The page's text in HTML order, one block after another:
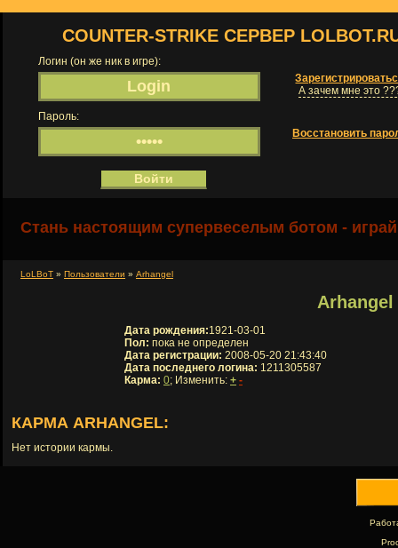
COUNTER-STRIKE СЕРВЕР
Логин (он же ник в игре):
А зачем мне это
Пароль:
Восстановить
Стань настоящим супервеселым ботом -
LoLBoT » Пользователи » Arhangel
Arhangel
Дата рождения:1921-03-01
Пол: пока не определен
Дата регистрации: 2008-05-20 21:43:40
Дата последнего логина: 1211305587
Карма: 0; Изменить: + -
КАРМА ARHANGEL:
Нет истории кармы.